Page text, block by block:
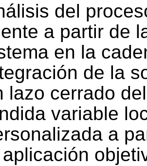
del
a partir de
en la
de la
lazo cerrado
variable
a